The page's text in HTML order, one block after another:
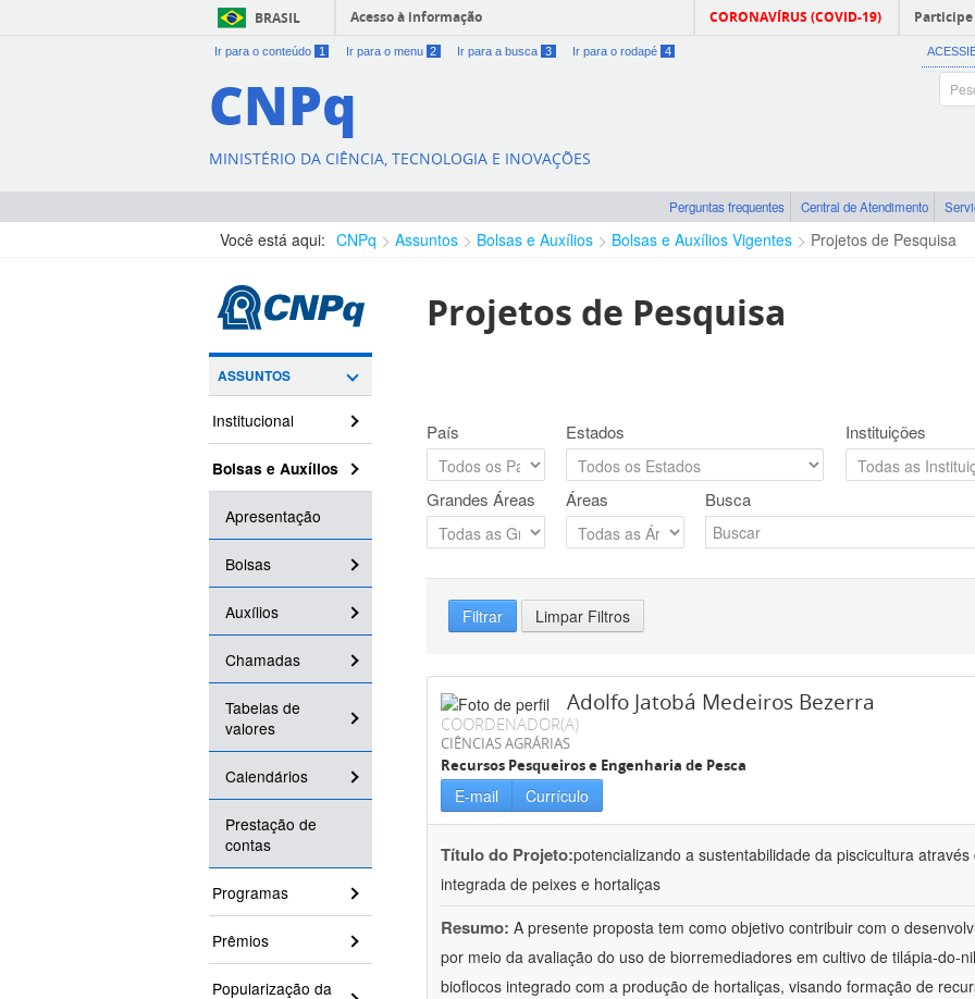
BRASIL Acesso à informação CORONAVÍRUS (COVID-19) Participe
Ir para o conteúdo 1 Ir para o menu 2 Ir para a busca 3 Ir para o rodapé 4
CNPq
MINISTÉRIO DA CIÊNCIA, TECNOLOGIA E INOVAÇÕES
Perguntas frequentes Central de Atendimento
Você está aqui: CNPq Assuntos Bolsas e Auxílios Bolsas e Auxílios Vigentes Projetos de Pesquisa
ASSUNTOS
Institucional
Bolsas e Auxílios
Apresentação
Bolsas
Auxílios
Chamadas
Tabelas de
valores
Calendários
Prestação de
contas
Programas
Prêmios
Popularização da
Projetos de Pesquisa
País Estados Instituições
Grandes Áreas Áreas Busca
Filtrar Limpar Filtros
Adolfo Jatobá Medeiros Bezerra
COORDENADOR(A)
CIÊNCIAS AGRÁRIAS
Recursos Pesqueiros e Engenharia de Pesca
E-mail Currículo
Título do Projeto:potencializando a sustentabilidade da piscicultura
integrada de peixes e hortaliças
Resumo: A presente proposta tem como objetivo contribuir com o
por meio da avaliação do uso de biorremediadores em cultivo de tilápia-do-
bioflocos integrado com a produção de hortaliças, visando formação de